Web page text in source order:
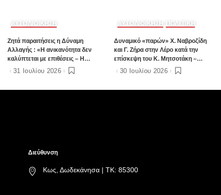
ΑΥΤΟΔΙΟΙΚΗΣΗ
Ζητά παραιτήσεις η Δύναμη
Αλλαγής : «Η ανικανότητα δεν
καλύπτεται με επιθέσεις – Η
Δημοτική Αρχή οφείλει να αναλάβει
31 Ιουλίου 2026
ΑΥΤΟΔΙΟΙΚΗΣΗ ΠΟΛΙΤΙΚΗ
Δυναμικό «παρών» Χ. Ναβροζίδη
και Γ. Ζήρα στην Λέρο κατά την
επίσκεψη του Κ. Μητσοτάκη –
Παρών και ο Α. Γιαννικουρής
30 Ιουλίου 2026
Διεύθυνση
Κως, Δωδεκάνησα | ΤΚ: 85300